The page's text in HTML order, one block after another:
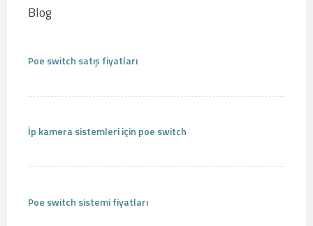
Blog
Poe switch satış fiyatları
İp kamera sistemleri için poe switch
Poe switch sistemi fiyatları